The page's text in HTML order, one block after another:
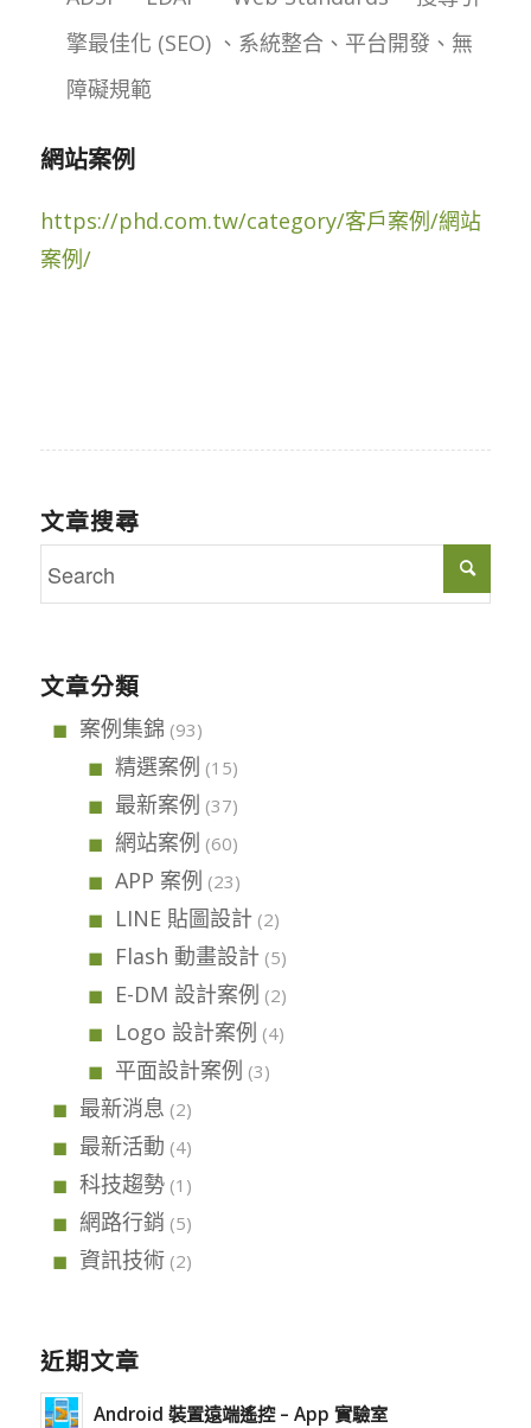
擎最佳化 (SEO) 、系統整合、平台開發、無
障礙規範
網站案例
https://phd.com.tw/category/客戶案例/網站
案例/
文章搜尋
文章分類
案例集錦 (93)
精選案例 (15)
最新案例 (37)
網站案例 (60)
APP 案例 (23)
LINE 貼圖設計(2)
Flash 動畫設計(5)
E-DM 設計案例 (2)
Logo 設計案例 (4)
平面設計案例 (3)
最新消息 (2)
最新活動 (4)
科技趨勢(1)
網路行銷 (5)
資訊技術(2)
近期文章
Android 裝置遠端遙控 – App 實驗室